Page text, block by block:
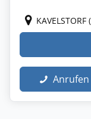
KAVELSTORF
Anrufen